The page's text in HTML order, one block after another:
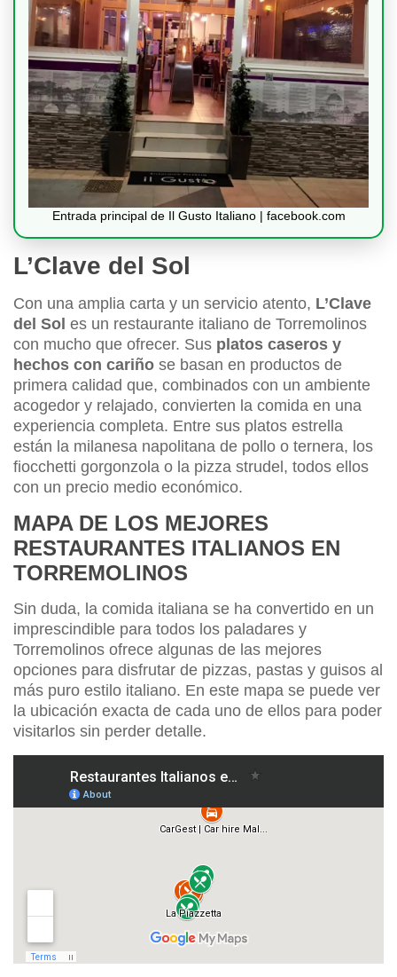
Entrada principal de Il Gusto Italiano | facebook.com
L’Clave del Sol
Con una amplia carta y un servicio atento, L’Clave
del Sol es un restaurante italiano de Torremolinos
con mucho que ofrecer. Sus platos caseros y
hechos con cariño se basan en productos de
primera calidad que, combinados con un ambiente
acogedor y relajado, convierten la comida en una
experiencia completa. Entre sus platos estrella
están la milanesa napolitana de pollo o ternera, los
fiocchetti gorgonzola o la pizza strudel, todos ellos
con un precio medio económico.
MAPA DE LOS MEJORES
RESTAURANTES ITALIANOS EN
TORREMOLINOS
Sin duda, la comida italiana se ha convertido en un
imprescindible para todos los paladares y
Torremolinos ofrece algunas de las mejores
opciones para disfrutar de pizzas, pastas y guisos al
más puro estilo italiano. En este mapa se puede ver
la ubicación exacta de cada uno de ellos para poder
visitarlos sin perder detalle.